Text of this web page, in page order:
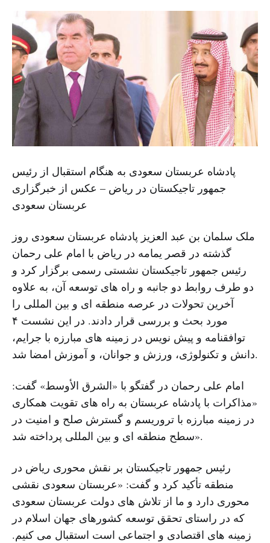
پادشاه عربستان سعودی به هنگام استقبال از رئیس
جمهور تاجیکستان در ریاض – عکس از خبرگزاری
عربستان سعودی
ملک سلمان بن عبد العزیز پادشاه عربستان سعودی روز
گذشته در قصر یمامه در ریاض با امام علی رحمان
رئیس جمهور تاجیکستان نشستی رسمی برگزار کرد و
دو طرف روابط دو جانبه و راه های توسعه آن، به علاوه
آخرین تحولات در عرصه منطقه ای و بین المللی را
مورد بحث و بررسی قرار دادند. در این نشست ۴
توافقنامه و پیش نویس در زمینه های مبارزه با جرایم،
دانش و تکنولوژی، ورزش و جوانان، و آموزش امضا شد.
امام علی رحمان در گفتگو با «الشرق الأوسط» گفت:
«مذاکرات با پادشاه عربستان به راه های تقویت همکاری
در زمینه مبارزه با تروریسم و گسترش صلح و امنیت در
سطح منطقه ای و بین المللی پرداخته شد».
رئیس جمهور تاجیکستان بر نقش محوری ریاض در
منطقه تأکید کرد و گفت: «عربستان سعودی نقشی
محوری دارد و ما از تلاش های دولت عربستان سعودی
که در راستای تحقق توسعه کشورهای جهان اسلام در
زمینه های اقتصادی و اجتماعی است استقبال می کنیم.